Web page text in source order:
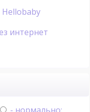
интернет